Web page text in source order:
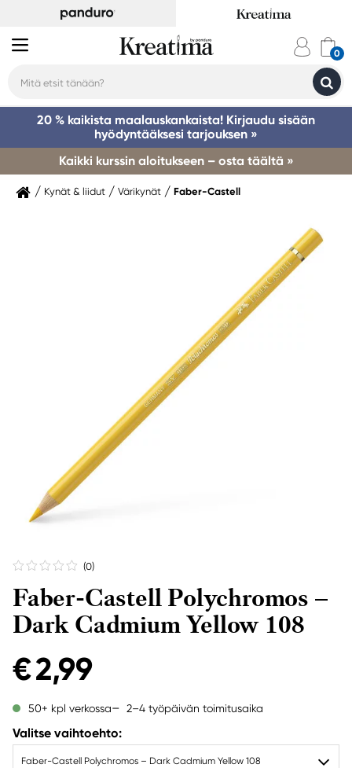
20 % kaikista maalauskankaista! Kirjaudu sisään
hyödyntääksesi tarjouksen »
Kaikki kurssin aloitukseen – osta täältä »
Kynät & liidut Värikynät Faber-Castell
(0)
Faber-Castell Polychromos –
Dark Cadmium Yellow 108
€ 2,99
50+ kpl verkossa 2–4 työpäivän toimitusaika
Valitse vaihtoehto:
Faber-Castell Polychromos – Dark Cadmium Yellow 108